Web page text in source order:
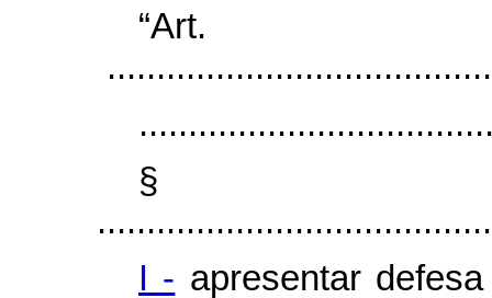
§
I - apresentar